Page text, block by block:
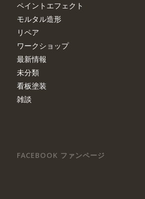
ペイントエフェクト
モルタル造形
リペア
ワークショップ
最新情報
未分類
看板塗装
雑談
FACEBOOK ファンページ